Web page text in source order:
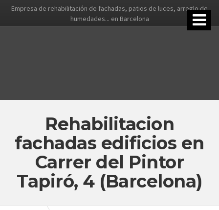
Empresa de rehabilitación de fachadas, patios de luces, arreglo de
humedades... en Barcelona
Rehabilitacion
fachadas edificios en
Carrer del Pintor
Tapiró, 4 (Barcelona)